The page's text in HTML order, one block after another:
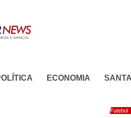
ECONOMIA
Futebol